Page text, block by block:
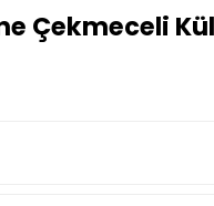
Çekmeceli